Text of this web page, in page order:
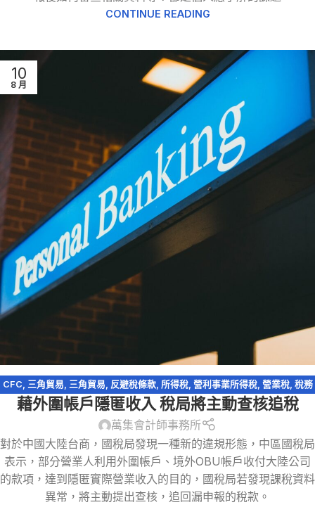
CONTINUE READING
10
8 月
CFC, 三角貿易, 三角貿易, 反避稅條款, 所得稅, 營利事業所得稅, 營業稅, 稅務
法規
藉外圍帳戶隱匿收入 稅局將主動查核追稅
萬集會計師事務所
對於中國大陸台商，國稅局發現一種新的違規形態，中區國稅局
表示，部分營業人利用外圍帳戶、境外OBU帳戶收付大陸公司
的款項，達到隱匿實際營業收入的目的，國稅局若發現課稅資料
異常，將主動提出查核，追回漏申報的稅款。